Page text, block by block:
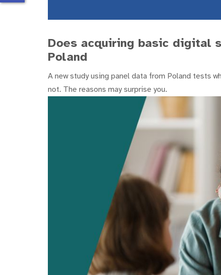
Does acquiring basic digital
Poland
A new study using panel data from Poland tests
not. The reasons may surprise you.